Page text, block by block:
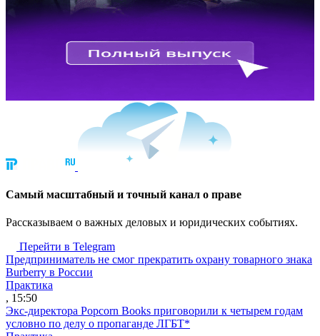
Cамый масштабный и точный канал о праве
Рассказываем о важных деловых и юридических событиях.
Перейти в Telegram
Предприниматель не смог прекратить охрану товарного знака
Burberry в России
Практика
, 15:50
Экс-директора Popcorn Books приговорили к четырем годам
условно по делу о пропаганде ЛГБТ*